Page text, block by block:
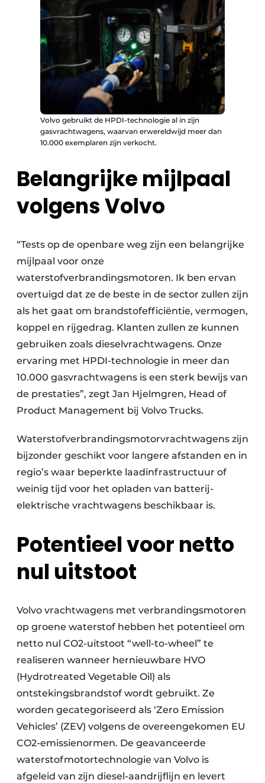
Volvo gebruikt de HPDI-technologie al in zijn
gasvrachtwagens, waarvan erwereldwijd meer dan
10.000 exemplaren zijn verkocht.
Belangrijke mijlpaal
volgens Volvo
“Tests op de openbare weg zijn een belangrijke
mijlpaal voor onze
waterstofverbrandingsmotoren. Ik ben ervan
overtuigd dat ze de beste in de sector zullen zijn
als het gaat om brandstofefficiëntie, vermogen,
koppel en rijgedrag. Klanten zullen ze kunnen
gebruiken zoals dieselvrachtwagens. Onze
ervaring met HPDI-technologie in meer dan
10.000 gasvrachtwagens is een sterk bewijs van
de prestaties”, zegt Jan Hjelmgren, Head of
Product Management bij Volvo Trucks.
Waterstofverbrandingsmotorvrachtwagens zijn
bijzonder geschikt voor langere afstanden en in
regio’s waar beperkte laadinfrastructuur of
weinig tijd voor het opladen van batterij-
elektrische vrachtwagens beschikbaar is.
Potentieel voor netto
nul uitstoot
Volvo vrachtwagens met verbrandingsmotoren
op groene waterstof hebben het potentieel om
netto nul CO2-uitstoot “well-to-wheel” te
realiseren wanneer hernieuwbare HVO
(Hydrotreated Vegetable Oil) als
ontstekingsbrandstof wordt gebruikt. Ze
worden gecategoriseerd als ‘Zero Emission
Vehicles’ (ZEV) volgens de overeengekomen EU
CO2-emissienormen. De geavanceerde
waterstofmotortechnologie van Volvo is
afgeleid van zijn diesel-aandrijflijn en levert